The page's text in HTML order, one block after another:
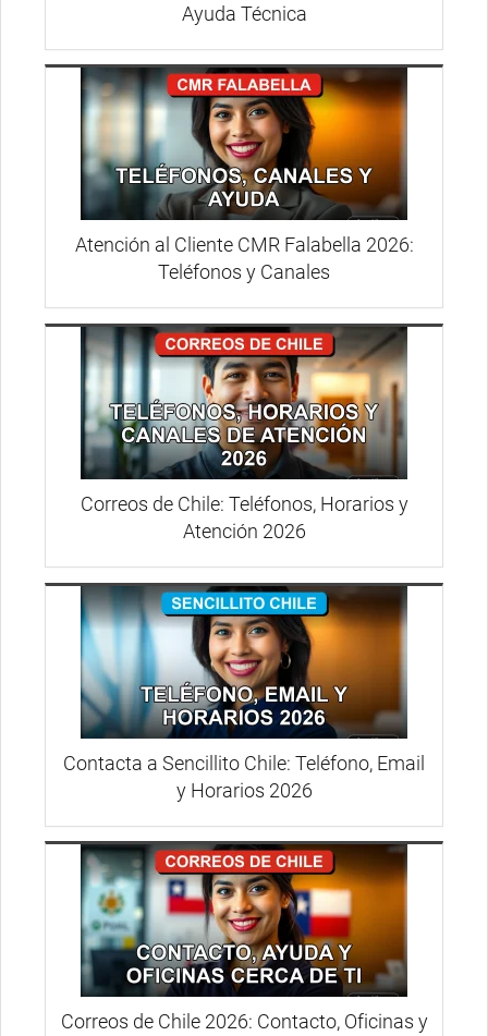
Ayuda Técnica
Atención al Cliente CMR Falabella 2026:
Teléfonos y Canales
Correos de Chile: Teléfonos, Horarios y
Atención 2026
Contacta a Sencillito Chile: Teléfono, Email
y Horarios 2026
Correos de Chile 2026: Contacto, Oficinas y